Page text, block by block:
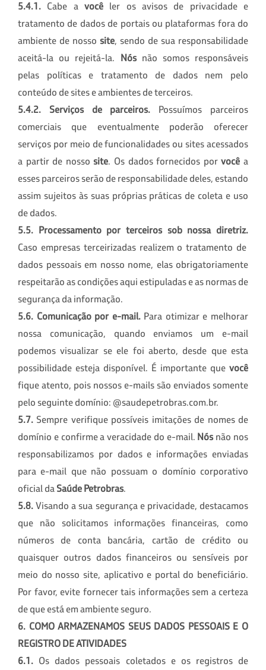
5.4.1. Cabe avocê ler os avisos de privacidade e
tratamento de dados de portais ou plataformas fora do
ambiente de nosso site, sendo de sua responsabilidade
aceitá-la ou rejeitá-la. Nós não somos responsáveis
pelas políticas e tratamento de dados nem pelo
conteúdo de sites e ambientes de terceiros.
5.4.2. Serviços de parceiros. Possuímos parceiros
comerciais que eventualmente poderão oferecer
serviços por meio de funcionalidades ou sites acessados
a partir de nosso site. Os dados fornecidos porvocêa
esses parceiros serão de responsabilidade deles, estando
assim sujeitos às suas próprias práticas de coleta e uso
de dados.
5.5. Processamento por terceiros sob nossa diretriz.
Caso empresas terceirizadas realizem o tratamento de
dados pessoais em nosso nome, elas obrigatoriamente
respeitarão as condições aqui estipuladas e as normas de
segurança da informação.
5.6. Comunicação por e-mail.Para otimizar e melhorar
nossa comunicação, quando enviamos um e-mail
podemos visualizar se ele foi aberto, desde que esta
possibilidade esteja disponível. É importante que você
fique atento, pois nossos e-mails são enviados somente
pelo seguinte domínio: @saudepetrobras.com.br.
5.7. Sempre verifique possíveis imitações de nomes de
domínio e confirme a veracidade do e-mail. Nósnão nos
responsabilizamos por dados e informações enviadas
para e-mail que não possuam o domínio corporativo
oficial da Saúde Petrobras.
5.8.Visando a sua segurança e privacidade, destacamos
que não solicitamos informações financeiras, como
números de conta bancária, cartão de crédito ou
quaisquer outros dados financeiros ou sensíveis por
meio do nosso site, aplicativo e portal do beneficiário.
Por favor, evite fornecer tais informações sem a certeza
de que está em ambiente seguro.
6. COMO ARMAZENAMOS SEUS DADOS PESSOAIS E O
REGISTRO DE ATIVIDADES
6.1. Os dados pessoais coletados e os registros de